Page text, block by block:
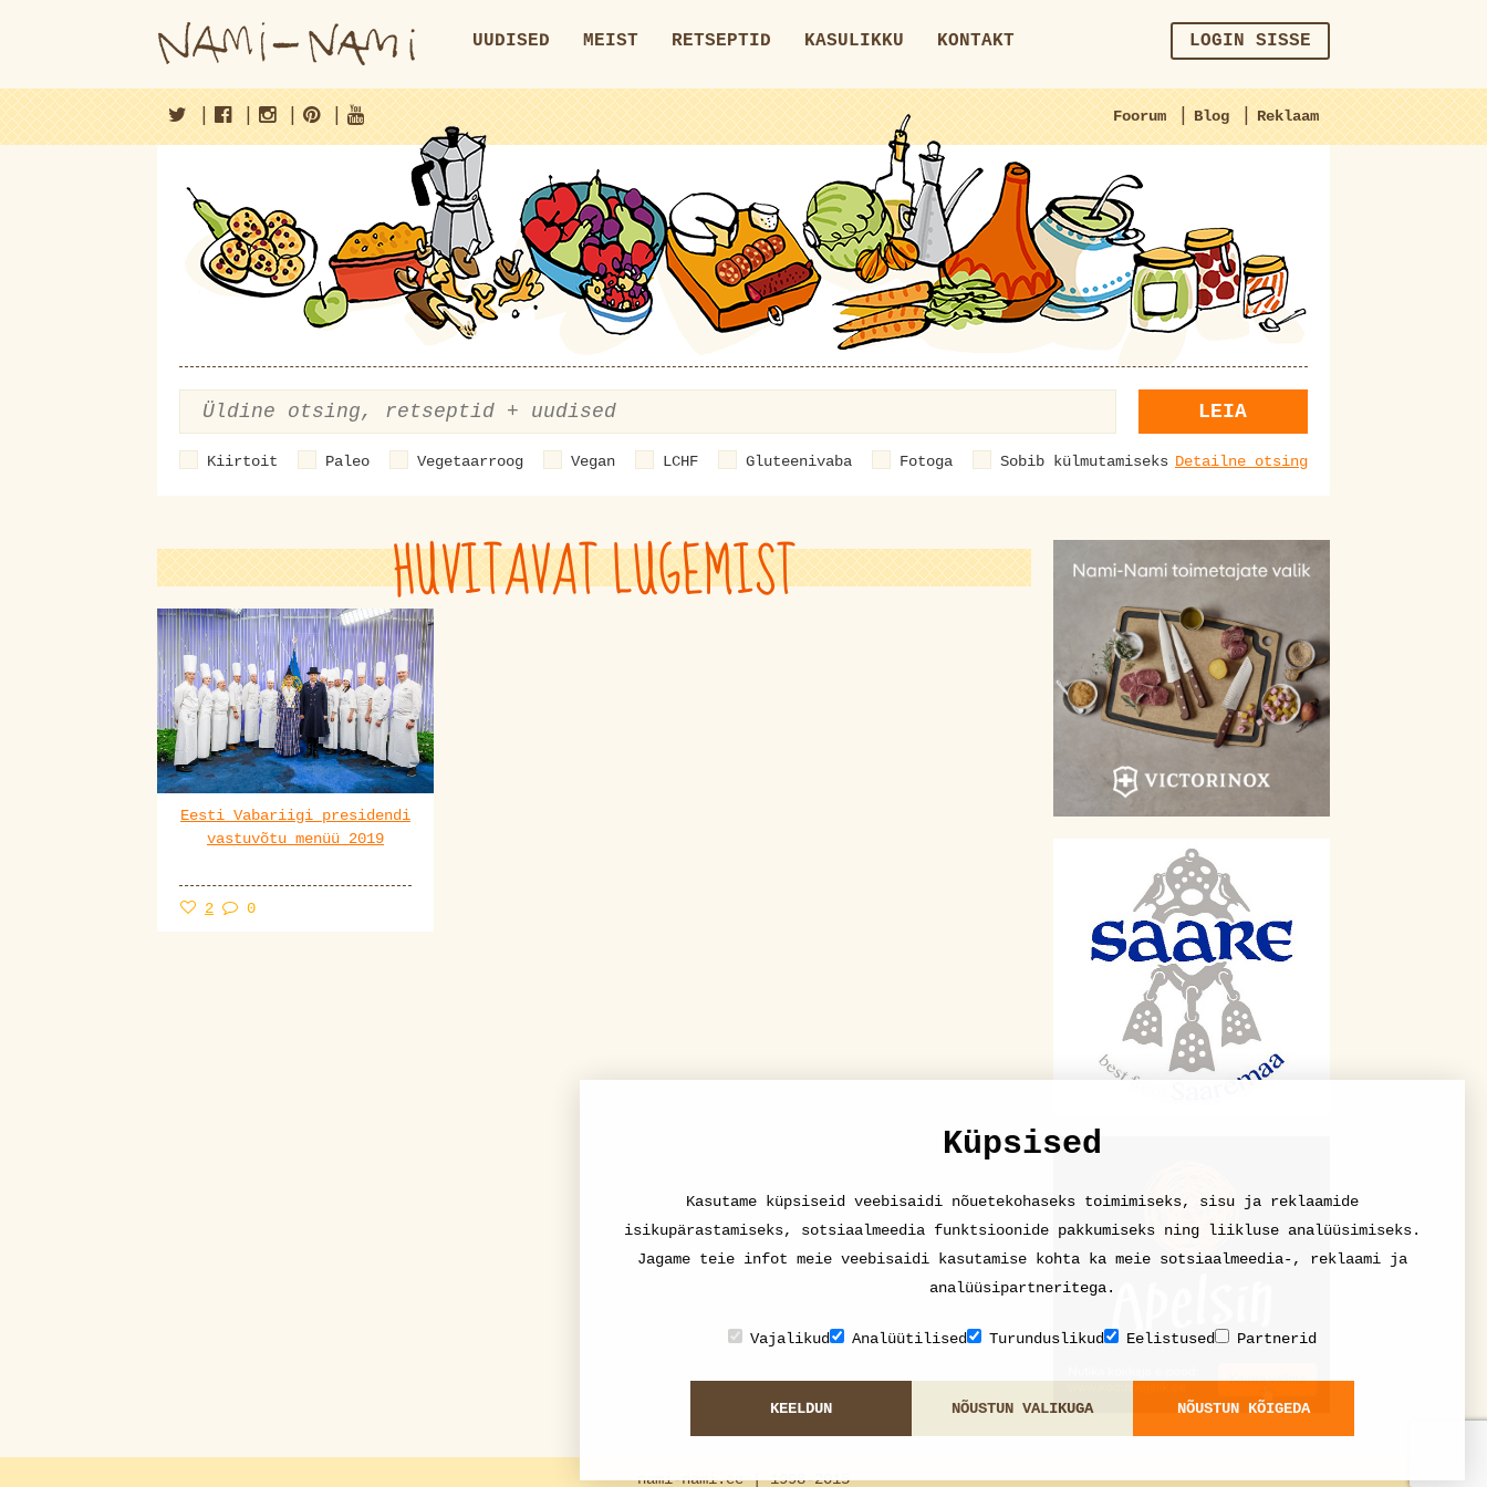
UUDISED MEIST RETSEPTID KASULIKKU KONTAKT LOGIN SISSE
Foorum | Blog | Reklaam
| | | |
LEIA
Kiirtoit Paleo Vegetaarroog Vegan LCHF Gluteenivaba Fotoga Sobib külmutamiseks Detailne otsing
HUVITAVAT LUGEMIST
Eesti Vabariigi presidendi
vastuvõtu menüü 2019
2 0
nami-nami.ee | 1998-2015
Küpsised
Kasutame küpsiseid veebisaidi nõuetekohaseks toimimiseks, sisu ja reklaamide
isikupärastamiseks, sotsiaalmeedia funktsioonide pakkumiseks ning liikluse analüüsimiseks.
Jagame teie infot meie veebisaidi kasutamise kohta ka meie sotsiaalmeedia-, reklaami ja
analüüsipartneritega.
Vajalikud Analüütilised Turunduslikud Eelistused Partnerid
KEELDUN NÕUSTUN VALIKUGA NÕUSTUN KÕIGEDA